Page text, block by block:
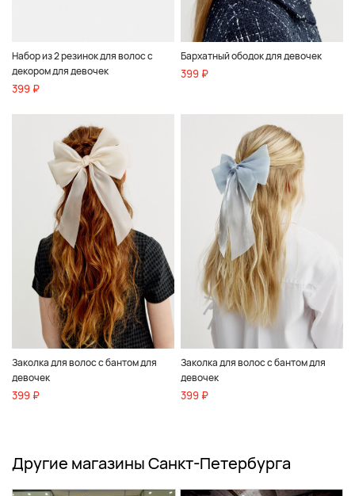
Набор из 2 резинок для волос с
декором для девочек
399 ₽
Бархатный ободок для девочек
399 ₽
Заколка для волос с бантом для
девочек
399 ₽
Заколка для волос с бантом для
девочек
399 ₽
Другие магазины Санкт-Петербурга